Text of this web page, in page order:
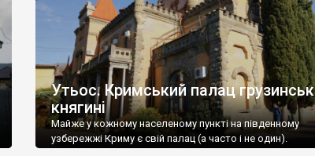
Утьос. Кримський палац
княгині
Майже у кожному населеному пункті на південному
узбережжі Криму є свій палац (а часто і не один).